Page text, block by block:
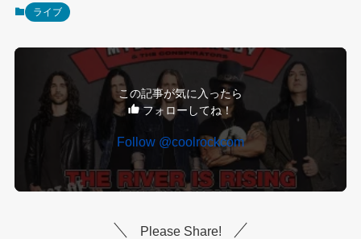
ライブ
この記事が気に入ったら
フォローしてね！
Follow @coolrockcom
Please Share!